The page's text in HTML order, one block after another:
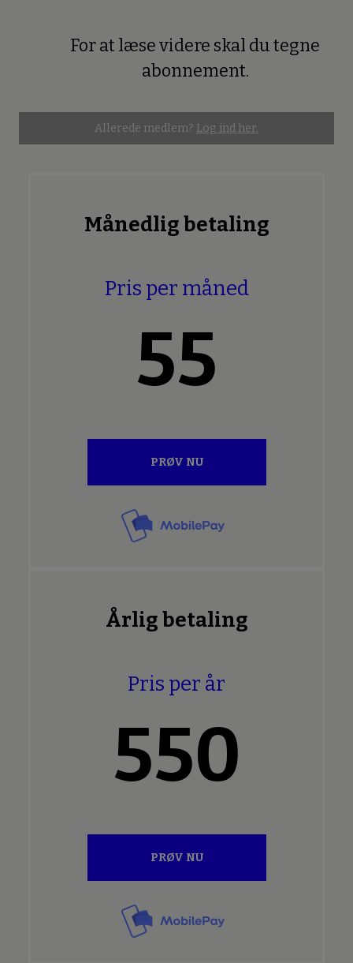
For at læse videre skal du tegne
abonnement.
Allerede medlem? Log ind her.
Månedlig betaling
Pris per måned
55
PRØV NU
Årlig betaling
Pris per år
550
PRØV NU